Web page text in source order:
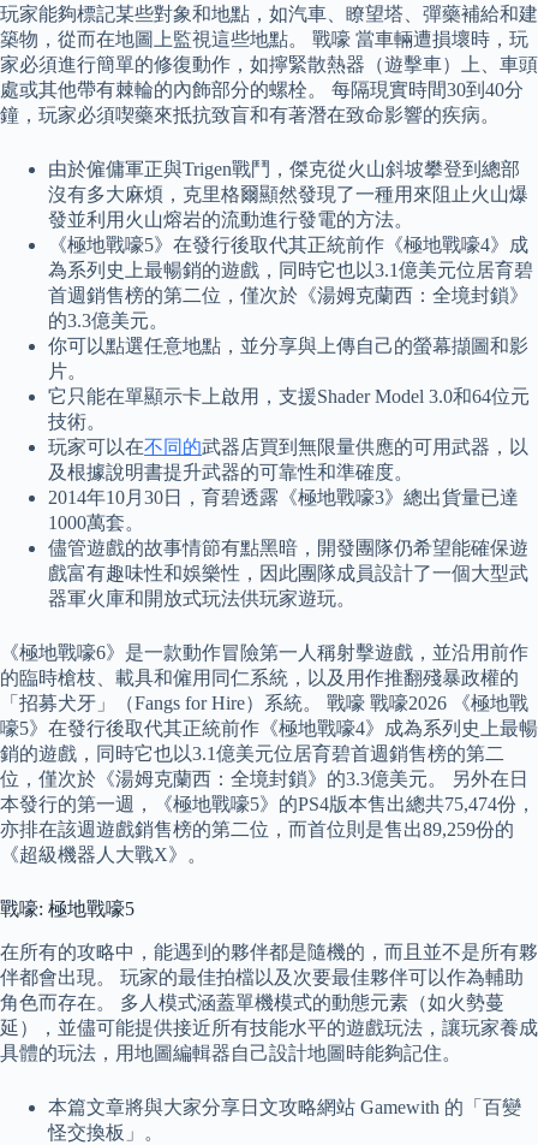
玩家能夠標記某些對象和地點，如汽車、瞭望塔、彈藥補給和建
築物，從而在地圖上監視這些地點。 戰嚎 當車輛遭損壞時，玩
家必須進行簡單的修復動作，如擰緊散熱器（遊擊車）上、車頭
處或其他帶有棘輪的內飾部分的螺栓。 每隔現實時間30到40分
鐘，玩家必須喫藥來抵抗致盲和有著潛在致命影響的疾病。
由於僱傭軍正與Trigen戰鬥，傑克從火山斜坡攀登到總部
沒有多大麻煩，克里格爾顯然發現了一種用來阻止火山爆
發並利用火山熔岩的流動進行發電的方法。
《極地戰嚎5》在發行後取代其正統前作《極地戰嚎4》成
為系列史上最暢銷的遊戲，同時它也以3.1億美元位居育碧
首週銷售榜的第二位，僅次於《湯姆克蘭西：全境封鎖》
的3.3億美元。
你可以點選任意地點，並分享與上傳自己的螢幕擷圖和影
片。
它只能在單顯示卡上啟用，支援Shader Model 3.0和64位元
技術。
玩家可以在不同的武器店買到無限量供應的可用武器，以
及根據說明書提升武器的可靠性和準確度。
2014年10月30日，育碧透露《極地戰嚎3》總出貨量已達
1000萬套。
儘管遊戲的故事情節有點黑暗，開發團隊仍希望能確保遊
戲富有趣味性和娛樂性，因此團隊成員設計了一個大型武
器軍火庫和開放式玩法供玩家遊玩。
《極地戰嚎6》是一款動作冒險第一人稱射擊遊戲，並沿用前作
的臨時槍枝、載具和僱用同仁系統，以及用作推翻殘暴政權的
「招募犬牙」（Fangs for Hire）系統。 戰嚎 戰嚎2026 《極地戰
嚎5》在發行後取代其正統前作《極地戰嚎4》成為系列史上最暢
銷的遊戲，同時它也以3.1億美元位居育碧首週銷售榜的第二
位，僅次於《湯姆克蘭西：全境封鎖》的3.3億美元。 另外在日
本發行的第一週，《極地戰嚎5》的PS4版本售出總共75,474份，
亦排在該週遊戲銷售榜的第二位，而首位則是售出89,259份的
《超級機器人大戰X》。
戰嚎: 極地戰嚎5
在所有的攻略中，能遇到的夥伴都是隨機的，而且並不是所有夥
伴都會出現。 玩家的最佳拍檔以及次要最佳夥伴可以作為輔助
角色而存在。 多人模式涵蓋單機模式的動態元素（如火勢蔓
延），並儘可能提供接近所有技能水平的遊戲玩法，讓玩家養成
具體的玩法，用地圖編輯器自己設計地圖時能夠記住。
本篇文章將與大家分享日文攻略網站 Gamewith 的「百變
怪交換板」。